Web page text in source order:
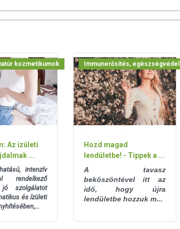
240 mg
210 mg
136,5 mg
6 mg
tárolandó. Közvetlen napfénytől, fagytól
kozmetikumok
Az ízületi
...
intenzív
rendelkező
jó szolgálatot
és ízületi
Immunerősítés,
Hozd magad
lendületbe! - Tippek a ...
A tavasz
beköszöntével itt az
idő, hogy újra
lendületbe hozzuk m...